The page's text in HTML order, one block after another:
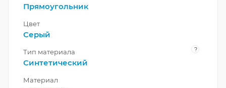
Прямоугольник
Цвет
Серый
Тип материала ?
Синтетический
Материал